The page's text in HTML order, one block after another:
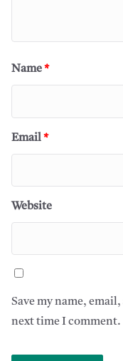
Name*
Email*
Website
Save my name,
next time I comment.